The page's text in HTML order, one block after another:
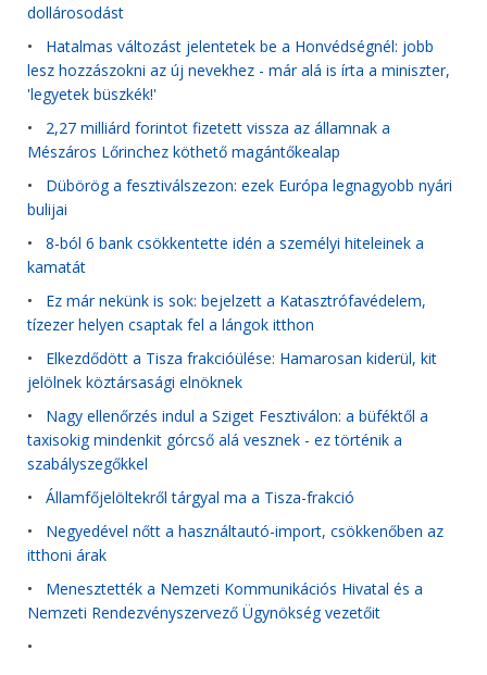
dollárosodást
• Hatalmas változást jelentetek be a Honvédségnél: jobb
lesz hozzászokni az új nevekhez - már alá is írta a miniszter,
'legyetek büszkék!'
• 2,27 milliárd forintot fizetett vissza az államnak a
Mészáros Lőrinchez köthető magántőkealap
• Dübörög a fesztiválszezon: ezek Európa legnagyobb nyári
bulijai
• 8-ból 6 bank csökkentette idén a személyi hiteleinek a
kamatát
• Ez már nekünk is sok: bejelzett a Katasztrófavédelem,
tízezer helyen csaptak fel a lángok itthon
• Elkezdődött a Tisza frakcióülése: Hamarosan kiderül, kit
jelölnek köztársasági elnöknek
• Nagy ellenőrzés indul a Sziget Fesztiválon: a büféktől a
taxisokig mindenkit górcső alá vesznek - ez történik a
szabályszegőkkel
• Államfőjelöltekről tárgyal ma a Tisza-frakció
• Negyedével nőtt a használtautó-import, csökkenőben az
itthoni árak
• Menesztették a Nemzeti Kommunikációs Hivatal és a
Nemzeti Rendezvényszervező Ügynökség vezetőit
•